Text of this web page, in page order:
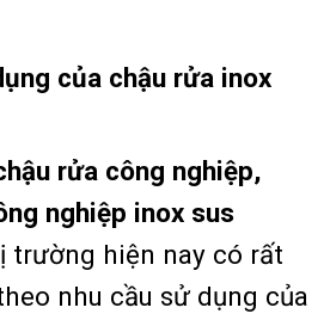
của chậu rửa inox
rửa công nghiệp,
nghiệp inox sus
trường hiện nay có rất
nhu cầu sử dụng của